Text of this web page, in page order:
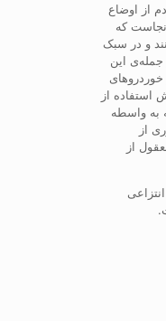
از اوضاع
که
و در سبک
جمله‌ی این
خوردروهای
از
به واسطه
از
از